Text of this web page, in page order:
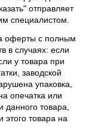
отправляет
специалистом.
оферты с полным
в случаях: если
у товара при
заводской
упаковка,
опечатка или
данного товара,
товара на